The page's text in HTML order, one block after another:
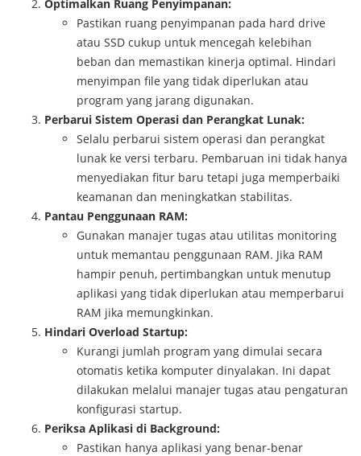
Optimalkan Ruang Penyimpanan:
Pastikan ruang penyimpanan pada hard drive
atau SSD cukup untuk mencegah kelebihan
beban dan memastikan kinerja optimal. Hindari
menyimpan file yang tidak diperlukan atau
program yang jarang digunakan.
Perbarui Sistem Operasi dan Perangkat Lunak:
Selalu perbarui sistem operasi dan perangkat
lunak ke versi terbaru. Pembaruan ini tidak hanya
menyediakan fitur baru tetapi juga memperbaiki
keamanan dan meningkatkan stabilitas.
Pantau Penggunaan RAM:
Gunakan manajer tugas atau utilitas monitoring
untuk memantau penggunaan RAM. Jika RAM
hampir penuh, pertimbangkan untuk menutup
aplikasi yang tidak diperlukan atau memperbarui
RAM jika memungkinkan.
Hindari Overload Startup:
Kurangi jumlah program yang dimulai secara
otomatis ketika komputer dinyalakan. Ini dapat
dilakukan melalui manajer tugas atau pengaturan
konfigurasi startup.
Periksa Aplikasi di Background:
Pastikan hanya aplikasi yang benar-benar